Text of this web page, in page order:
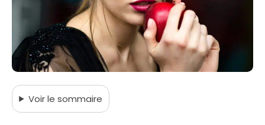
Voirle sommaire